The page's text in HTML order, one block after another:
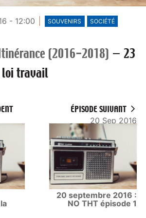
- 12:00 SOUVENIRS SOCIÉTÉ
(2016-2018) — 23
travail
ÉPISODE SUIVANT
20 Sep 2016
20 septembre 2016 :
NO THT épisode 1